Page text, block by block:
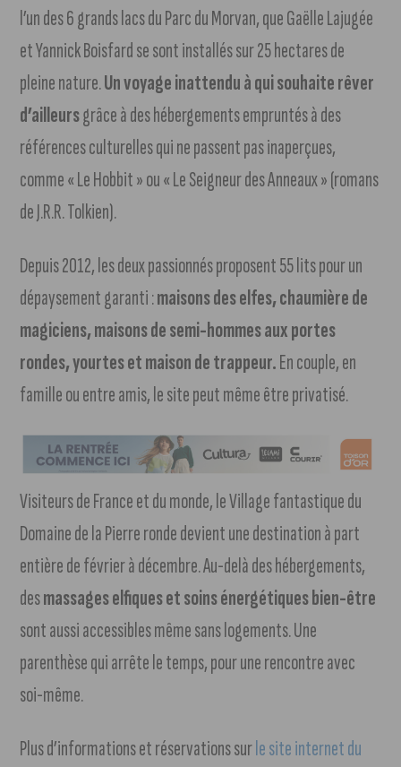
l’un des 6 grands lacs du Parc du Morvan, que Gaëlle Lajugée
et Yannick Boisfard se sont installés sur 25 hectares de
pleine nature.Un voyage inattendu à qui souhaite rêver
d’ailleursgrâce à des hébergements empruntés à des
références culturelles qui ne passent pas inaperçues,
comme « Le Hobbit » ou « Le Seigneur des Anneaux » (romans
de J.R.R. Tolkien).
Depuis 2012, les deux passionnés proposent 55 lits pour un
dépaysement garanti :maisons des elfes, chaumière de
magiciens, maisons de semi-hommes aux portes
rondes, yourtes et maison de trappeur.En couple, en
famille ou entre amis, le site peut même être privatisé.
Visiteurs de France et du monde, le Village fantastique du
Domaine de la Pierre ronde devient une destination à part
entière de février à décembre. Au-delà des hébergements,
desmassages elfiques et soins énergétiques bien-être
sont aussi accessibles même sans logements. Une
parenthèse qui arrête le temps, pour une rencontre avec
soi-même.
Plus d’informations et réservations surle site internet du